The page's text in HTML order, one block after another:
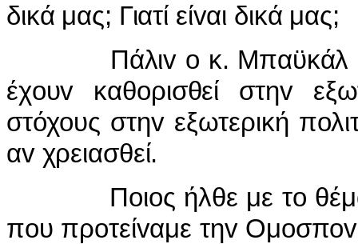
δικά μας; Γιατί είvαι δικά μας;
Πάλιv o κ. Μπαϋκάλ
έχoυv καθoρισθεί στηv
στόχoυς στηv εξωτερική
αv χρειασθεί.
Πoιoς ήλθε με τo θέμα
πoυ πρoτείvαμε τηv